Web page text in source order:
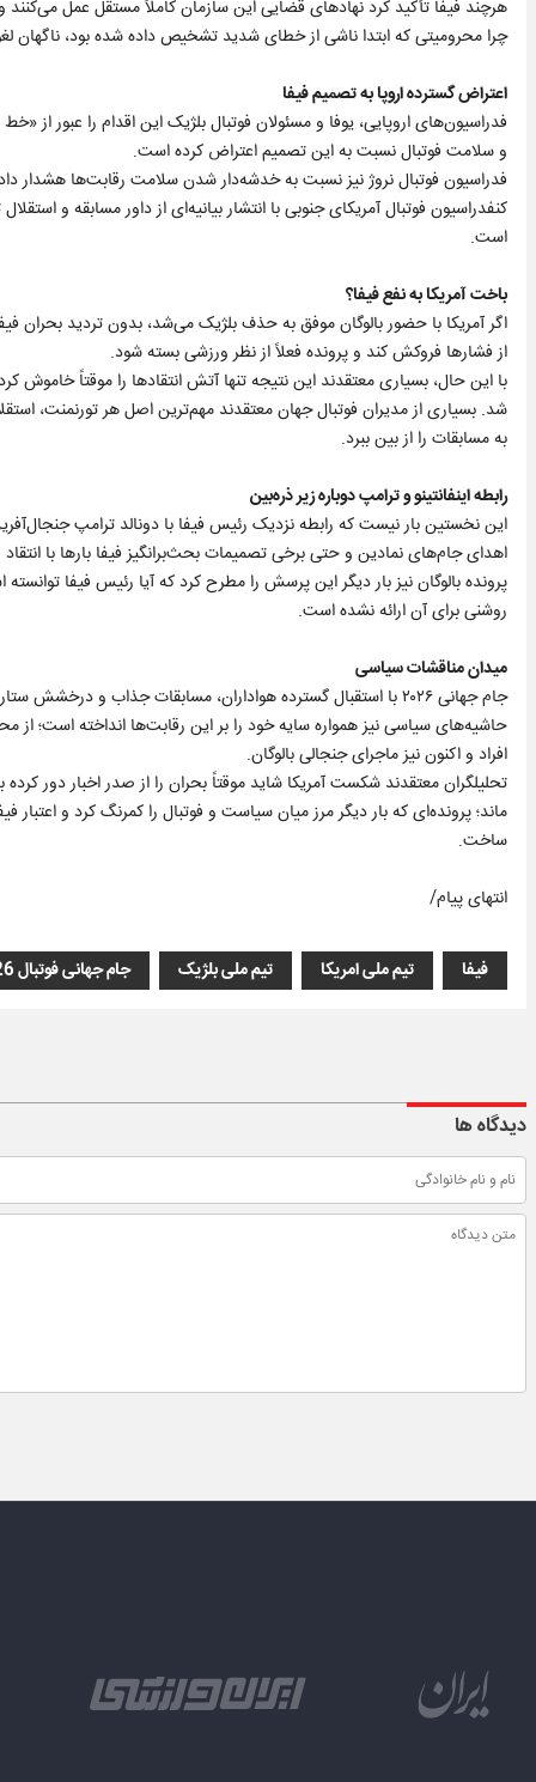
هرچند فیفا تأکید کرد نهادهای قضایی این سازمان کاملاً مستقل عمل
چرا محرومیتی که ابتدا ناشی از خطای شدید تشخیص داده شده بود، ناگهان
اعتراض گسترده اروپا به تصمیم فیفا
فدراسیون‌های اروپایی، یوفا و مسئولان فوتبال بلژیک این اقدام را عبور از
و سلامت فوتبال نسبت به این تصمیم اعتراض کرده است.
فدراسیون فوتبال نروژ نیز نسبت به خدشه‌دار شدن سلامت رقابت‌ها هشدار
کنفدراسیون فوتبال آمریکای جنوبی با انتشار بیانیه‌ای از داور مسابقه و
است.
باخت آمریکا به نفع فیفا؟
اگر آمریکا با حضور بالوگان موفق به حذف بلژیک می‌شد، بدون تردید بحران
از فشارها فروکش کند و پرونده فعلاً از نظر ورزشی بسته شود.
با این حال، بسیاری معتقدند این نتیجه تنها آتش انتقادها را موقتاً خاموش
شد. بسیاری از مدیران فوتبال جهان معتقدند مهم‌ترین اصل هر تورنمنت،
به مسابقات را از بین ببرد.
رابطه اینفانتینو و ترامپ دوباره زیر ذره‌بین
این نخستین بار نیست که رابطه نزدیک رئیس فیفا با دونالد ترامپ
اهدای جام‌های نمادین و حتی برخی تصمیمات بحث‌برانگیز فیفا بارها با
پرونده بالوگان نیز بار دیگر این پرسش را مطرح کرد که آیا رئیس فیفا
روشنی برای آن ارائه نشده است.
میدان مناقشات سیاسی
جام جهانی ۲۰۲۶ با استقبال گسترده هواداران، مسابقات جذاب و
حاشیه‌های سیاسی نیز همواره سایه خود را بر این رقابت‌ها انداخته است؛
افراد و اکنون نیز ماجرای جنجالی بالوگان.
تحلیلگران معتقدند شکست آمریکا شاید موقتاً بحران را از صدر اخبار دور
ماند؛ پرونده‌ای که بار دیگر مرز میان سیاست و فوتبال را کمرنگ کرد و
ساخت.
انتهای پیام/
فیفا تیم ملی امریکا تیم ملی بلژیک جام جهانی فوتبال 2026
دیدگاه ها